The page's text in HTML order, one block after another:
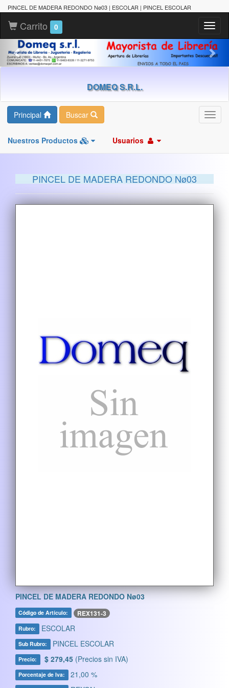
PINCEL DE MADERA REDONDO Nø03 | ESCOLAR | PINCEL ESCOLAR
Carrito 0
DOMEQ S.R.L.
Principal Buscar
Nuestros Productos Usuarios
PINCEL DE MADERA REDONDO Nø03
PINCEL DE MADERA REDONDO Nø03
Código de Artículo: REX131-3
Rubro: ESCOLAR
Sub Rubro: PINCEL ESCOLAR
Precio: $ 279,45 (Precios sin IVA)
Porcentaje de Iva: 21,00 %